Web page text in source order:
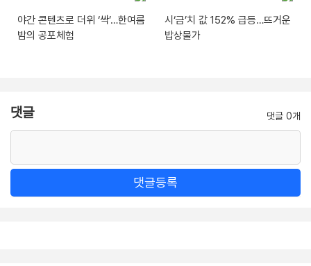
야간 콘텐츠로 더위 ‘싹’…한여름
밤의 공포체험
시‘금’치 값 152% 급등…뜨거운
밥상물가
댓글 댓글 0개
댓글등록